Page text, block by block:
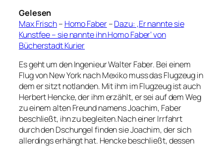
Gelesen
Max Frisch– Homo Faber–Dazu: ‚Er nannte sie
Kunstfee – sie nannte ihn Homo Faber‘ von
Bücherstadt Kurier
Es geht um den Ingenieur Walter Faber. Bei einem
Flug von New York nach Mexiko muss das Flugzeug in
dem er sitzt notlanden. Mit ihm im Flugzeug ist auch
Herbert Hencke, der ihm erzählt, er sei auf dem Weg
zu einem alten Freund namens Joachim, Faber
beschließt, ihn zu begleiten.Nach einer Irrfahrt
durch den Dschungel finden sie Joachim, der sich
allerdings erhängt hat. Hencke beschließt, dessen